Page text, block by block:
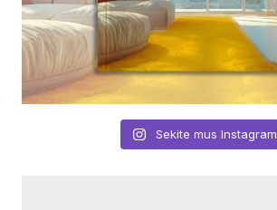
Sekite mus Instagram